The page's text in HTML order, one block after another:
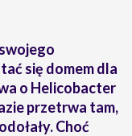
się domem dla
o Helicobacter
przetrwa tam,
Choć